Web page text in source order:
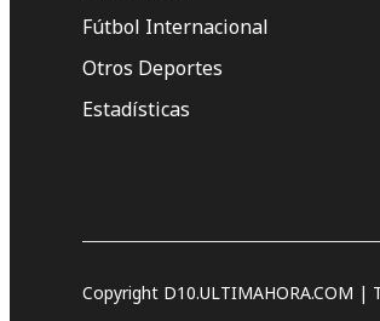
Fútbol Internacional
Otros Deportes
Estadísticas
Copyright D10.ULTIMAHORA.COM